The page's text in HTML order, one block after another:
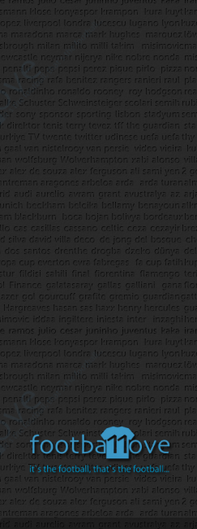
footbaLLove